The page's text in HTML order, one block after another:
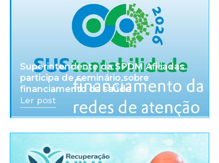
Superintendente da SPDM Afiliadas
participa de seminário sobre
financiamento da saúde
Ler post